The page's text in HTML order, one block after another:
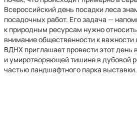
Всероссийский день посадки леса
посадочных работ. Его задача —
к природным ресурсам нужно
внимание общественности к важности
ВДНХ приглашает провести этот день
и умиротворяющей тишине в дубовой
частью ландшафтного парка выставки.